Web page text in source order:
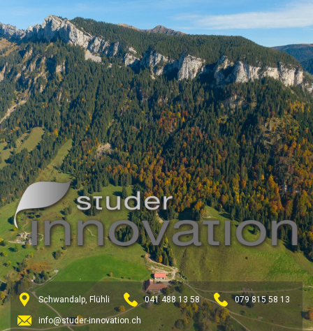
Schwandalp, Flühli 041 488 13 58 079 815 58 13
info@studer-innovation.ch